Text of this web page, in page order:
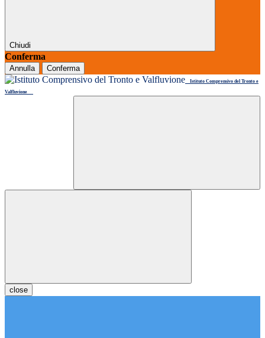
Chiudi
Conferma
Annulla Conferma
Istituto Comprensivo del Tronto e
Valfluvione
close